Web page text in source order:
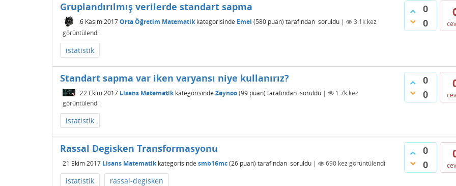
0
0
Gruplandırılmış verilerde standart sapma
6 Kasım 2017Orta Öğretim Matematikkategorisinde Emel (580 puan) tarafından soruldu | 3.1k kez
görüntülendi
istatistik
0
0
Standart sapma var iken varyansı niye kullanırız?
22 Ekim 2017 Lisans Matematikkategorisinde Zeynoo(99 puan) tarafından soruldu | 1.7k kez
görüntülendi
istatistik
0
0
Rassal Degisken Transformasyonu
21 Ekim 2017 Lisans Matematikkategorisinde smb16mc(26 puan) tarafından soruldu | 690 kez görüntülendi
istatistik rassal-degisken